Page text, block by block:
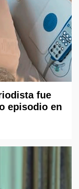
fue
episodio en